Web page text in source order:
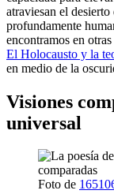
atraviesan el
profundamente
encontramos en
El Holocausto y la
en medio de la
Visiones
universal
Foto de